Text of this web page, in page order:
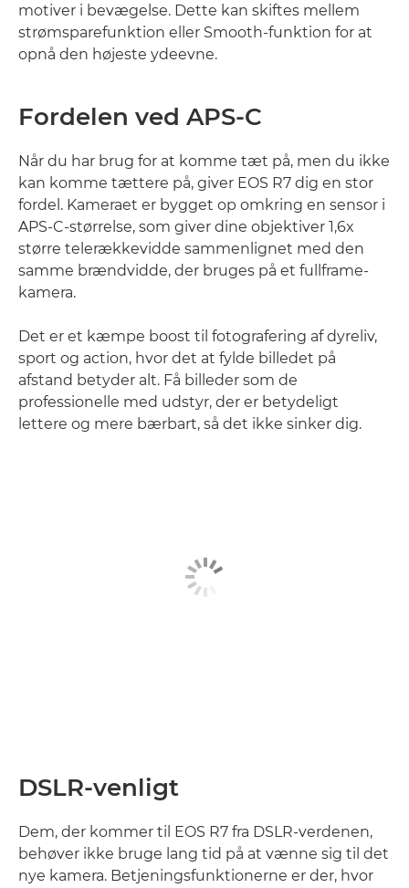
motiver i bevægelse. Dette kan skiftes mellem
strømsparefunktion eller Smooth-funktion for at
opnå den højeste ydeevne.
Fordelen ved APS-C
Når du har brug for at komme tæt på, men du ikke
kan komme tættere på, giver EOS R7 dig en stor
fordel. Kameraet er bygget op omkring en sensor i
APS-C-størrelse, som giver dine objektiver 1,6x
større telerækkevidde sammenlignet med den
samme brændvidde, der bruges på et fullframe-
kamera.
Det er et kæmpe boost til fotografering af dyreliv,
sport og action, hvor det at fylde billedet på
afstand betyder alt. Få billeder som de
professionelle med udstyr, der er betydeligt
lettere og mere bærbart, så det ikke sinker dig.
DSLR-venligt
Dem, der kommer til EOS R7 fra DSLR-verdenen,
behøver ikke bruge lang tid på at vænne sig til det
nye kamera. Betjeningsfunktionerne er der, hvor